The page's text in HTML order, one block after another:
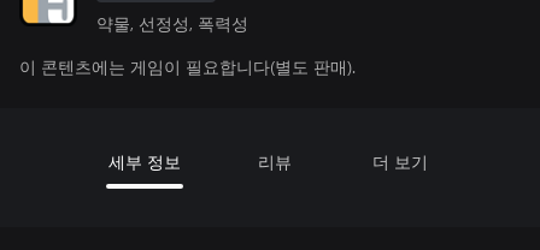
약물, 선정성, 폭력성
이 콘텐츠에는 게임이 필요합니다(별도 판매).
세부 정보 리뷰 더 보기